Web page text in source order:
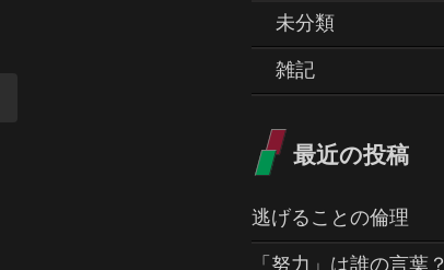
未分類
雑記
最近の投稿
逃げることの倫理
「努力」は誰の言葉？